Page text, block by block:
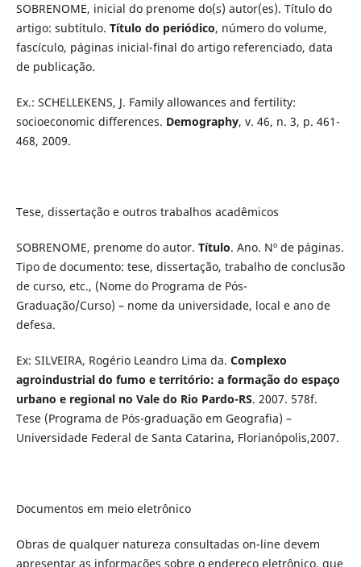
SOBRENOME, inicial do prenome do(s) autor(es). Título do
artigo: subtítulo. Título do periódico, número do volume,
fascículo, páginas inicial-final do artigo referenciado, data
de publicação.
Ex.: SCHELLEKENS, J. Family allowances and fertility:
socioeconomic differences. Demography, v. 46, n. 3, p. 461-
468, 2009.
Tese, dissertação e outros trabalhos acadêmicos
SOBRENOME, prenome do autor. Título. Ano. Nº de páginas.
Tipo de documento: tese, dissertação, trabalho de conclusão
de curso, etc., (Nome do Programa de Pós-
Graduação/Curso) – nome da universidade, local e ano de
defesa.
Ex: SILVEIRA, Rogério Leandro Lima da. Complexo
agroindustrial do fumo e território: a formação do espaço
urbano e regional no Vale do Rio Pardo-RS. 2007. 578f.
Tese (Programa de Pós-graduação em Geografia) –
Universidade Federal de Santa Catarina, Florianópolis,2007.
Documentos em meio eletrônico
Obras de qualquer natureza consultadas on-line devem
apresentar as informações sobre o endereço eletrônico, que